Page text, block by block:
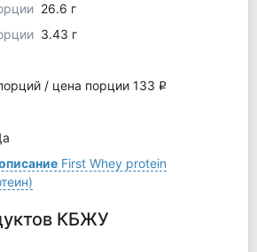
26.6 г
3.43 г
/ цена порции 133 q
First Whey protein
КБЖУ